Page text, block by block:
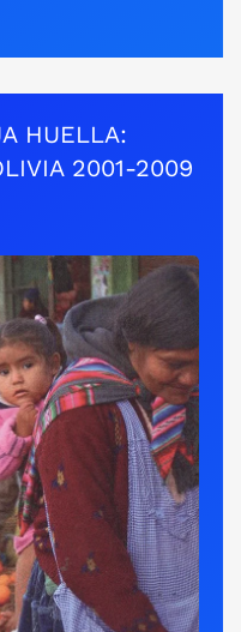
HUELLA:
2001-2009